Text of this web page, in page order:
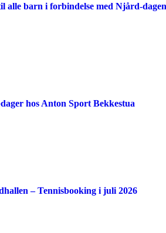
alle barn i forbindelse med Njård-dagen
hos Anton Sport Bekkestua
– Tennisbooking i juli 2026